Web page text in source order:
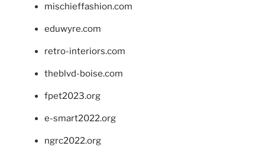
mischieffashion.com
eduwyre.com
retro-interiors.com
theblvd-boise.com
fpet2023.org
e-smart2022.org
ngrc2022.org